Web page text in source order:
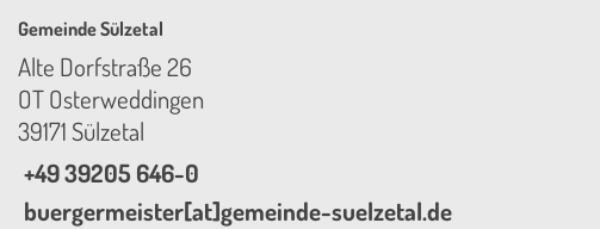
Gemeinde Sülzetal
Alte Dorfstraße 26
OT Osterweddingen
39171 Sülzetal
+49 39205 646-0
buergermeister[at]gemeinde-suelzetal.de